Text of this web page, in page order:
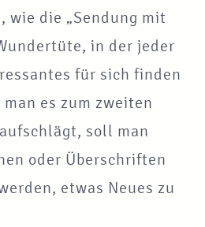
wie die „Sendung mit
in der jeder
für sich finden
es zum zweiten
soll man
oder Überschriften
etwas Neues zu